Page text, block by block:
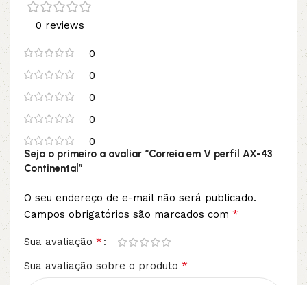
0 reviews
0
0
0
0
0
Seja o primeiro a avaliar “Correia em V perfil AX-43
Continental”
O seu endereço de e-mail não será publicado.
Campos obrigatórios são marcados com *
Sua avaliação *
Sua avaliação sobre o produto *